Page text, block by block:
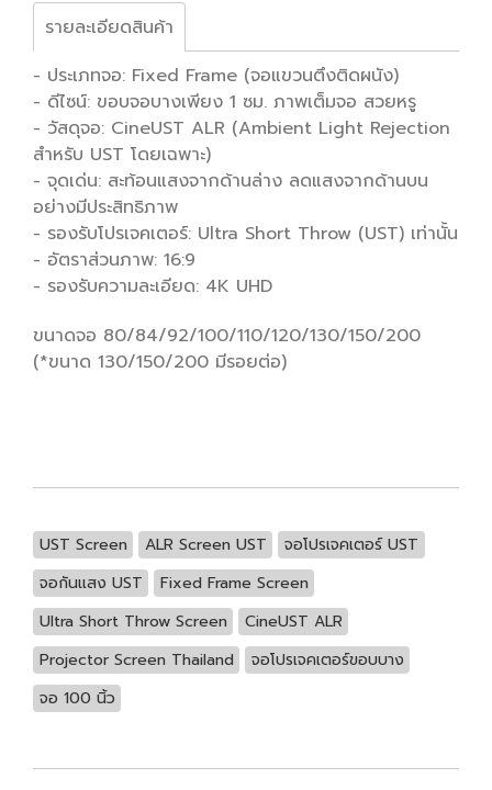
รายละเอียดสินค้า
- ประเภทจอ: Fixed Frame (จอแขวนตึงติดผนัง)
- ดีไซน์: ขอบจอบางเพียง 1 ซม. ภาพเต็มจอ สวยหรู
- วัสดุจอ: CineUST ALR (Ambient Light Rejection
สำหรับ UST โดยเฉพาะ)
- จุดเด่น: สะท้อนแสงจากด้านล่าง ลดแสงจากด้านบน
อย่างมีประสิทธิภาพ
- รองรับโปรเจคเตอร์: Ultra Short Throw (UST) เท่านั้น
- อัตราส่วนภาพ: 16:9
- รองรับความละเอียด: 4K UHD
ขนาดจอ 80/84/92/100/110/120/130/150/200
(*ขนาด 130/150/200 มีรอยต่อ)
UST Screen ALR Screen UST
จอโปรเจคเตอร์ UST
จอกันแสง UST
Fixed Frame Screen
Ultra Short Throw Screen
CineUST ALR
Projector Screen Thailand
จอโปรเจคเตอร์ขอบบาง
จอ 100 นิ้ว